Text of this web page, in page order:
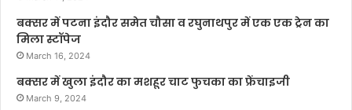
बक्सर में पटना इंदौर समेत चौसा व रघुनाथपुर में एक एक ट्रेन का
मिला स्टॉपेज
March 16, 2024
बक्सर में खुला इंदौर का मशहूर चाट फुचका का फ्रेंचाइजी
March 9, 2024